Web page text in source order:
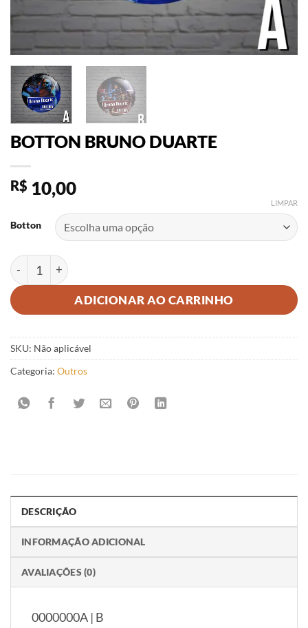
BOTTON BRUNO DUARTE
R$ 10,00
Botton
LIMPAR
BOTTON BRUNO DUARTE quantidade
ADICIONAR AO CARRINHO
SKU: Não aplicável
Categoria: Outros
DESCRIÇÃO
INFORMAÇÃO ADICIONAL
AVALIAÇÕES (0)
0000000A | B